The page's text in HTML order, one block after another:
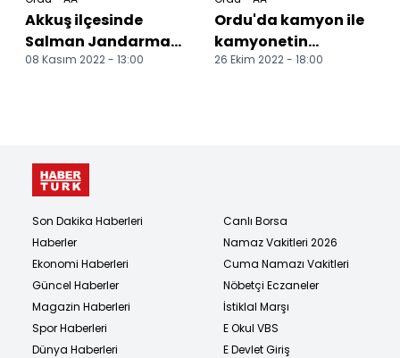
Akkuş ilçesinde
Salman Jandarma
Karakol Komutanlığı
08 Kasım 2022 - 13:00
Ordu'da kamyon ile
kamyonetin
çarpıştığı kazada 1
26 Ekim 2022 - 18:00
Son Dakika Haberleri
Haberler
Ekonomi Haberleri
Güncel Haberler
Magazin Haberleri
Spor Haberleri
Dünya Haberleri
Canlı Borsa
Namaz Vakitleri 2026
Cuma Namazı Vakitleri
Nöbetçi Eczaneler
İstiklal Marşı
E Okul VBS
E Devlet Giriş